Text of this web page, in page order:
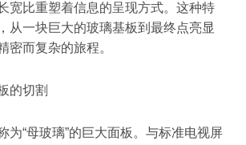
宽比重塑着信息的呈现方式。这种特
从一块巨大的玻璃基板到最终点亮显
密而复杂的旅程。
的切割
为“母玻璃”的巨大面板。与标准电视屏